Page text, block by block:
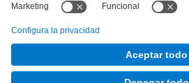
© UPCInstituto universitario de
Tecnologías de la Sostenibilidad. IS.UPC.